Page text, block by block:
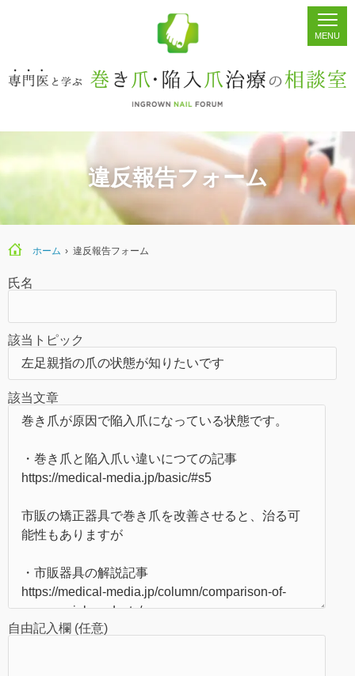
シェア 掲示板 検索
違反報告フォーム
ホーム › 違反報告フォーム
氏名
該当トピック
該当文章
自由記入欄 (任意)